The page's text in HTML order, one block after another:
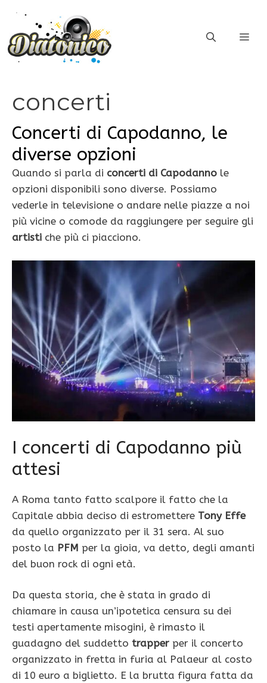
contenuto
concerti
Concerti di Capodanno, le
diverse opzioni
Quando si parla di concerti di Capodanno le
opzioni disponibili sono diverse. Possiamo
vederle in televisione o andare nelle piazze a noi
più vicine o comode da raggiungere per seguire gli
artisti che più ci piacciono.
I concerti di Capodanno più
attesi
A Roma tanto fatto scalpore il fatto che la
Capitale abbia deciso di estromettere Tony Effe
da quello organizzato per il 31 sera. Al suo
posto la PFM per la gioia, va detto, degli amanti
del buon rock di ogni età.
Da questa storia, che è stata in grado di
chiamare in causa un’ipotetica censura su dei
testi apertamente misogini, è rimasto il
guadagno del suddetto trapper per il concerto
organizzato in fretta in furia al Palaeur al costo
di 10 euro a biglietto. E la brutta figura fatta da